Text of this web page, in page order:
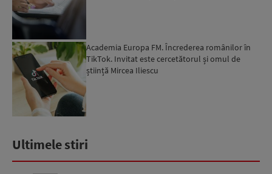
Academia Europa FM. Încrederea românilor în
TikTok. Invitat este cercetătorul și omul de
știință Mircea Iliescu
Ultimele stiri